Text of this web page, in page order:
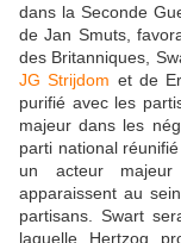
dans la Seconde
de Jan Smuts,
des Britanniques,
JG Strijdom et de
purifié avec les
majeur dans les
parti national
un acteur
apparaissent au
partisans. Swart
laquelle Hertzog